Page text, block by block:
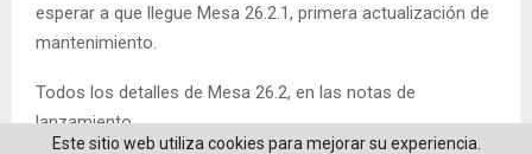
esperar a que llegue Mesa 26.2.1, primera actualización de
mantenimiento.
Todos los detalles de Mesa 26.2, en las notas de
lanzamiento.
Este sitio web utiliza cookies para mejorar su experiencia.